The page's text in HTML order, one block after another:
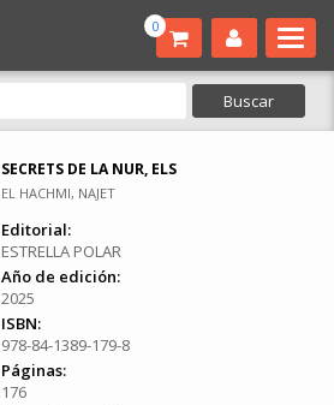
0
SECRETS DE LA NUR, ELS
EL HACHMI, NAJET
Editorial:
ESTRELLA POLAR
Año de edición:
2025
ISBN:
978-84-1389-179-8
Páginas:
176